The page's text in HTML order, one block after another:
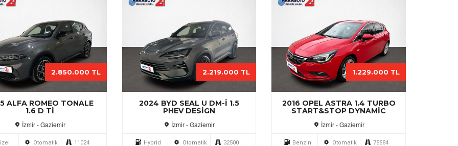
ALFA ROMEO TONALE
1.6 D TI
İzmir - Gaziemir
2.850.000 TL
Otomatik 11024
2024 BYD SEAL U DM-I 1.5
PHEV DESIGN
İzmir - Gaziemir
2.219.000 TL
Hybrid Otomatik 32500
2016 OPEL ASTRA 1.4 TURBO
START&STOP DYNAMIC
İzmir - Gaziemir
1.229.000 TL
Benzin Otomatik 75584